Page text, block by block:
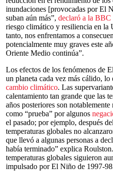
inundaciones [provocadas por El
suban aún más”, declaró a la BBC
riesgo climático y resiliencia en
tanto, nos enfrentamos a
potencialmente muy graves este
Oriente Medio continúa”.
Los efectos de los fenómenos de
un planeta cada vez más cálido,
cambio climático. Las
calentamiento tan grande que las
años posteriores son
como “prueba” por algunos
el pasado; por ejemplo, después
temperaturas globales no
que llevó a algunas personas a
había terminado” explica
temperaturas globales siguieron
impulsado por El Niño de 1997-